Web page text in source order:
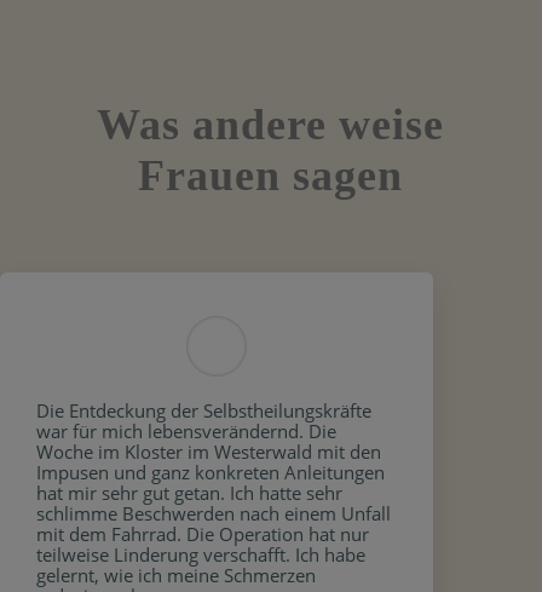
Was andere weise
Frauen sagen
Die Entdeckung der Selbstheilungskräfte
war für mich lebensverändernd. Die
Woche im Kloster im Westerwald mit den
Impusen und ganz konkreten Anleitungen
hat mir sehr gut getan. Ich hatte sehr
schlimme Beschwerden nach einem Unfall
mit dem Fahrrad. Die Operation hat nur
teilweise Linderung verschafft. Ich habe
gelernt, wie ich meine Schmerzen